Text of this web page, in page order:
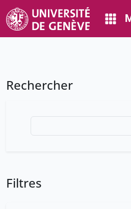
Rechercher
Filtres